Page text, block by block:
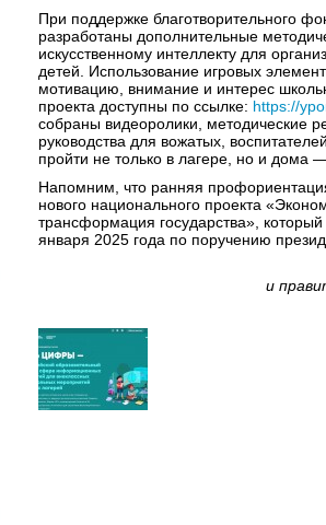
При поддержке благотворительного
разработаны дополнительные
искусственному интеллекту для
детей. Использование игровых
мотивацию, внимание и интерес
проекта доступны по ссылке: https://
собраны видеоролики, методические
руководства для вожатых,
пройти не только в лагере, но и дома
Напомним, что ранняя
нового национального проекта
трансформация государства», который
января 2025 года по поручению
и